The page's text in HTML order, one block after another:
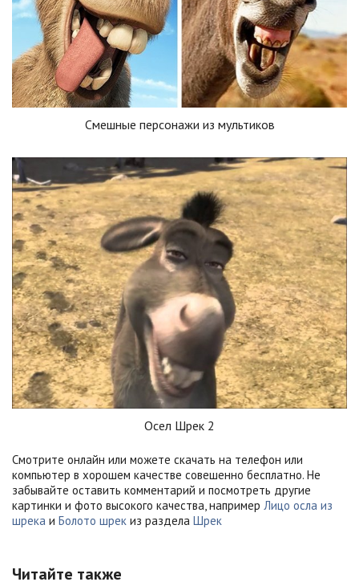
Смешные персонажи из мультиков
Осел Шрек 2
Смотрите онлайн или можете скачать на телефон или
компьютер в хорошем качестве совешенно бесплатно. Не
забывайте оставить комментарий и посмотреть другие
картинки и фото высокого качества, например Лицо осла из
шрека и Болото шрек из раздела Шрек
Читайте также